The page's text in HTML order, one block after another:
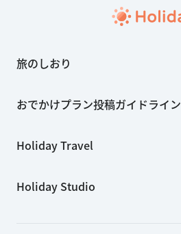
旅のしおり
おでかけプラン投稿ガイドライン
Holiday Travel
Holiday Studio